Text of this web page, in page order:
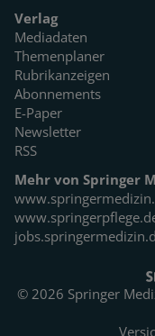
Verlag
Mediadaten
Themenplaner
Rubrikanzeigen
Abonnements
E-Paper
Newsletter
RSS
Mehr von Springer
© 2026 Springer